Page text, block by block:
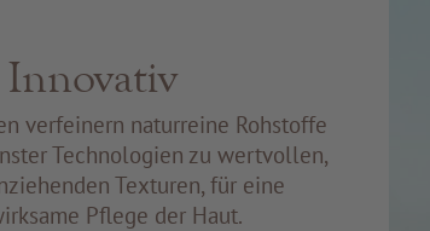
Innovativ
verfeinern naturreine Rohstoffe
Technologien zu wertvollen,
Texturen, für eine
Pflege der Haut.